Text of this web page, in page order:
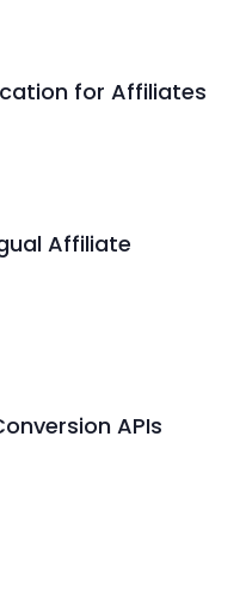
for Affiliates
Affiliate
APIs